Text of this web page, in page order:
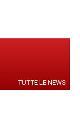
TUTTE LE NEWS